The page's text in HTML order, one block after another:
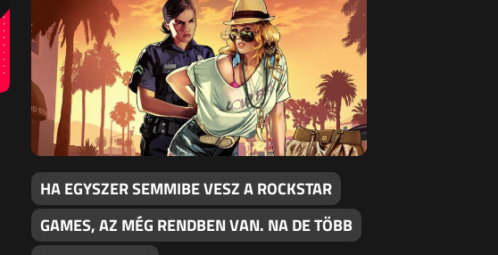
HA EGYSZER SEMMIBE VESZ A ROCKSTAR
GAMES, AZ MÉG RENDBEN VAN. NA DE TÖBB